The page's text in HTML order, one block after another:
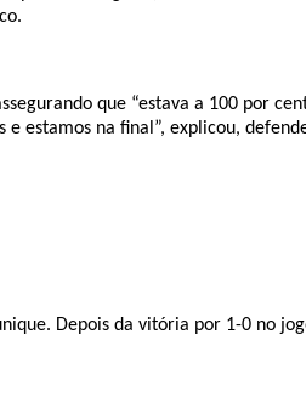
que “estava a 100 por
estamos na final”, explicou,
Depois da vitória por 1-0 no